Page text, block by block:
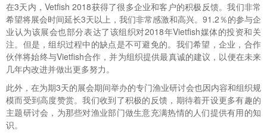
在3天内，Vetfish 2018获得了很多企业和客户的积极反馈。我们非常
希望将展会时间延长3天以上，我们非常感激和高兴。91.2％的参与企
业认为该展会也部分表达了该组织对2018年Vietfish媒体的投资和关
注。但是，组织过程中的缺点是不可避免的。我们希望，企业，合作
伙伴将始终与Vietfish合作，并为组织提供最真诚的建议，以便在未来
几年内改进并做出更多努力。
此外，在为期3天的展会期间举办的专门渔业研讨会也因内容和组织规
模而受到高度赞赏。我们收到了积极的反馈，期待着开设更多有趣的
主题研讨会，为那些对渔业部门做生意充满热情的人们提供有用的知
识。